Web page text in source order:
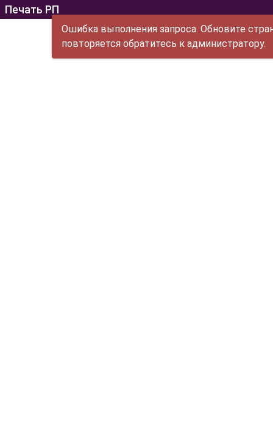
Печать РП
Ошибка выполнения запроса. Обновите
повторяется обратитесь к администратору.